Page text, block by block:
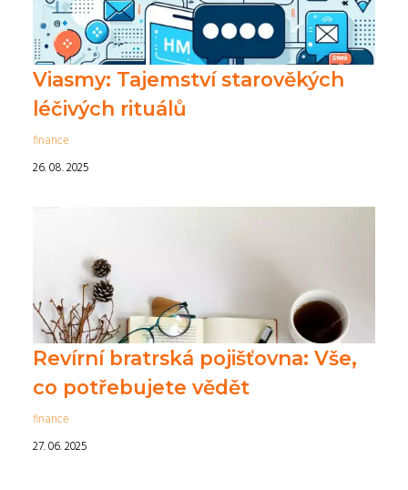
Viasmy: Tajemství starověkých
léčivých rituálů
finance
26. 08. 2025
Revírní bratrská pojišťovna: Vše,
co potřebujete vědět
finance
27. 06. 2025